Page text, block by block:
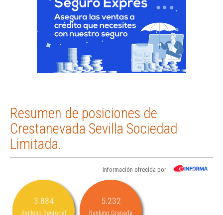
Resumen de posiciones de
Crestanevada Sevilla Sociedad
Limitada.
Información ofrecida por
3.884
Ranking Sectorial
5.232
Ranking Granada